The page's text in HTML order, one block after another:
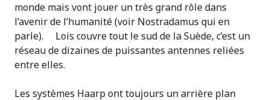
monde mais vont jouer un très grand rôle dans
l’avenir de l’humanité (voir Nostradamus qui en
parle). Lois couvre tout le sud de la Suède, c’est un
réseau de dizaines de puissantes antennes reliées
entre elles.
Les systèmes Haarp ont toujours un arrière plan